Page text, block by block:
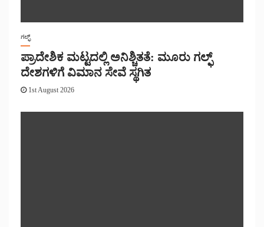
ಗಲ್ಫ್
ಪ್ರಾದೇಶಿಕ ಮಟ್ಟದಲ್ಲಿ ಅನಿಶ್ಚಿತತೆ: ಮೂರು ಗಲ್ಫ್
ದೇಶಗಳಿಗೆ ವಿಮಾನ ಸೇವೆ ಸ್ಥಗಿತ
1st August 2026